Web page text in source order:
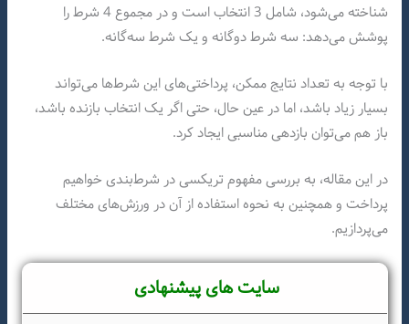
شناخته می‌شود، شامل 3 انتخاب است و در مجموع 4 شرط را
پوشش می‌دهد: سه شرط دوگانه و یک شرط سه‌گانه.
با توجه به تعداد نتایج ممکن، پرداختی‌های این شرط‌ها می‌تواند
بسیار زیاد باشد، اما در عین حال، حتی اگر یک انتخاب بازنده باشد،
باز هم می‌توان بازدهی مناسبی ایجاد کرد.
در این مقاله، به بررسی مفهوم تریکسی در شرط‌بندی خواهیم
پرداخت و همچنین به نحوه استفاده از آن در ورزش‌های مختلف
می‌پردازیم.
سایت های پیشنهادی